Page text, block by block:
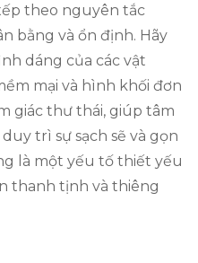
theo nguyên tắc
bằng và ổn định. Hãy
dáng của các vật
mại và hình khối đơn
giác thư thái, giúp tâm
trì sự sạch sẽ và gọn
là một yếu tố thiết yếu
thanh tịnh và thiêng